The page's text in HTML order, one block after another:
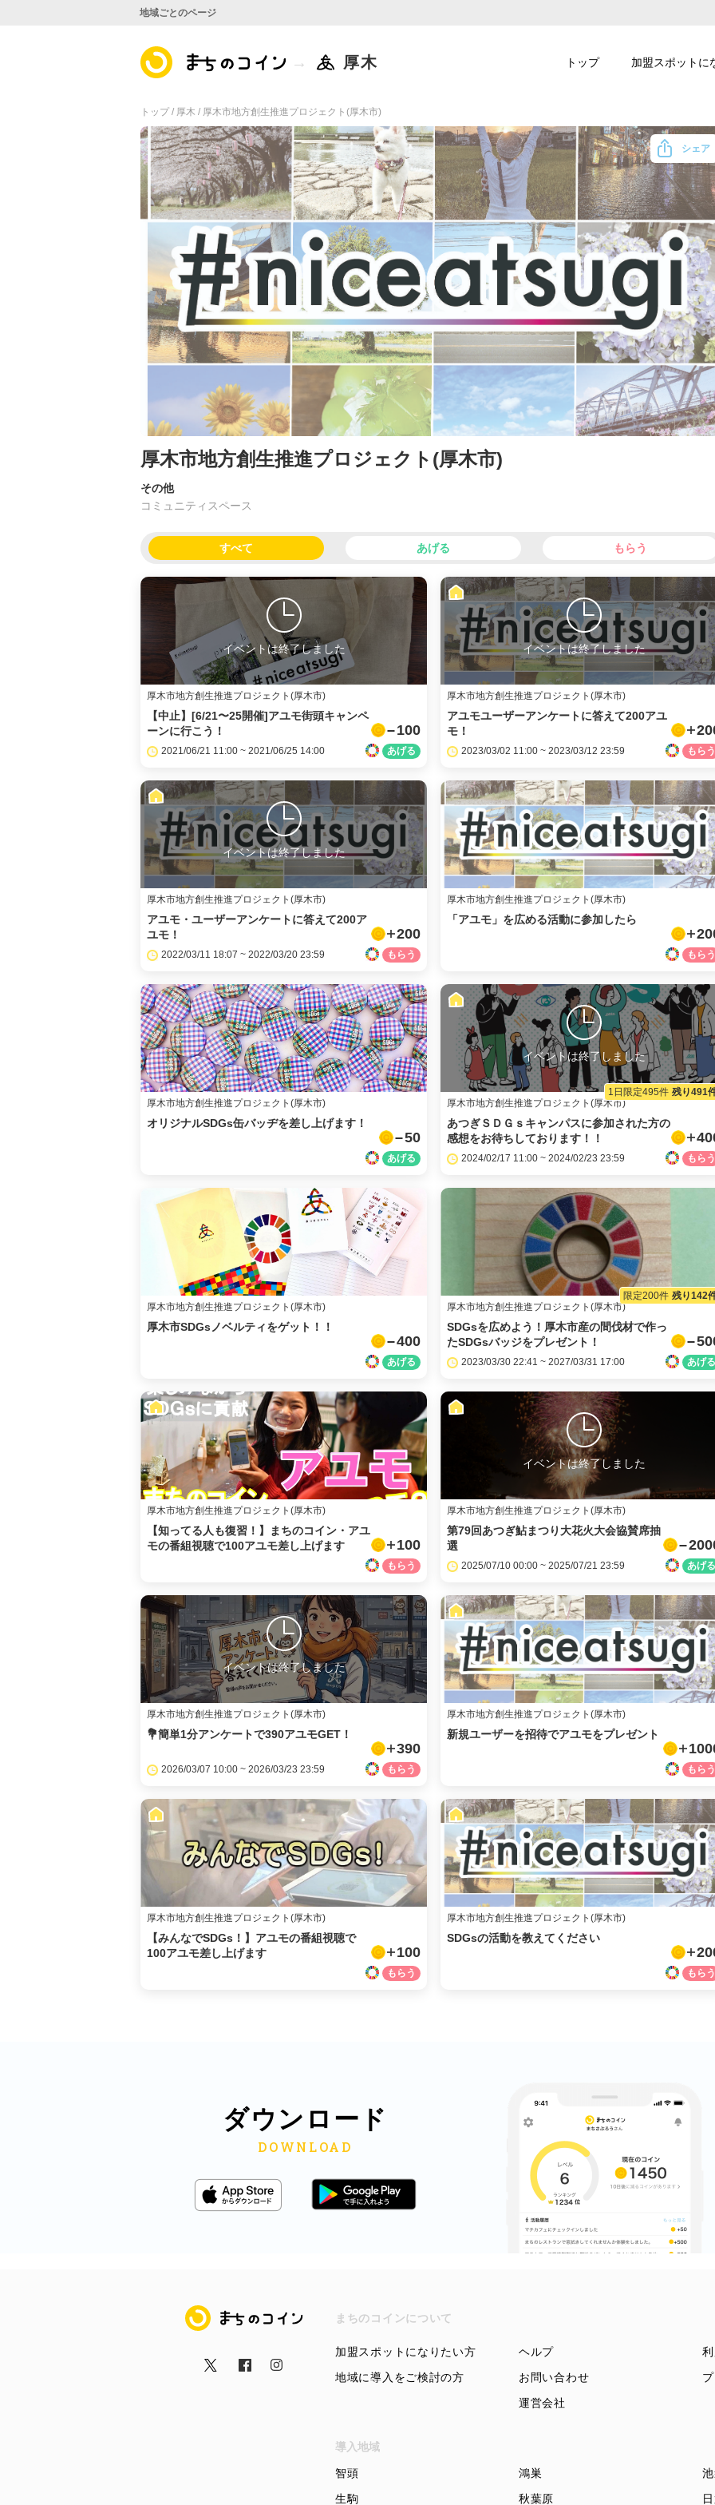
トップ / 厚木 / 厚木市地方創生推進プロジェクト(厚木市)
シェア
facebook
X
LINE
メール
厚木市地方創生推進プロジェクト(厚木市)
その他
コミュニティスペース
すべて あげる もらう
イベントは終了しました
厚木市地方創生推進プロジェクト(厚木市)
【中止】[6/21〜25開催]アユモ街頭キャンペ
ーンに行こう！
100
2021/06/21 11:00 ~ 2021/06/25 14:00
イベントは終了しました
厚木市地方創生推進プロジェクト(厚木市)
アユモユーザーアンケートに答えて200アユ
モ！
2023/03/02 11:00 ~ 2023/03/12 23:59
イベントは終了しました
厚木市地方創生推進プロジェクト(厚木市)
アユモ・ユーザーアンケートに答えて200ア
ユモ！
200
2022/03/11 18:07 ~ 2022/03/20 23:59
厚木市地方創生推進プロジェクト(厚木市)
「アユモ」を広める活動に参加したら
厚木市地方創生推進プロジェクト(厚木市)
オリジナルSDGs缶バッヂを差し上げます！
50
イベントは終了しました
厚木市地方創生推進プロジェクト(厚木市)
あつぎＳＤＧｓキャンパスに参加された方の
感想をお待ちしております！！
2024/02/17 11:00 ~ 2024/02/23 23:59
1日限定495件 残り491
厚木市地方創生推進プロジェクト(厚木市)
厚木市SDGsノベルティをゲット！！
400
厚木市地方創生推進プロジェクト(厚木市)
SDGsを広めよう！厚木市産の間伐材で作っ
たSDGsバッジをプレゼント！
2023/03/30 22:41 ~ 2027/03/31 17:00
限定200件 残り142
厚木市地方創生推進プロジェクト(厚木市)
【知ってる人も復習！】まちのコイン・アユ
モの番組視聴で100アユモ差し上げます
100
イベントは終了しました
厚木市地方創生推進プロジェクト(厚木市)
第79回あつぎ鮎まつり大花火大会協賛席抽
選
2025/07/10 00:00 ~ 2025/07/21 23:59
イベントは終了しました
厚木市地方創生推進プロジェクト(厚木市)
💐簡単1分アンケートで390アユモGET！
390
2026/03/07 10:00 ~ 2026/03/23 23:59
厚木市地方創生推進プロジェクト(厚木市)
新規ユーザーを招待でアユモをプレゼント
厚木市地方創生推進プロジェクト(厚木市)
【みんなでSDGs！】アユモの番組視聴で
100アユモ差し上げます
100
厚木市地方創生推進プロジェクト(厚木市)
SDGsの活動を教えてください
ダウンロード
まちのコイン まちのコインについて
加盟スポットになりたい方
地域に導入をご検討の方
ヘルプ
お問い合わせ
運営会社
導入地域
智頭 鴻巣
生駒
秋葉原
地域ごとのページ
トップ 加盟スポットに
厚木